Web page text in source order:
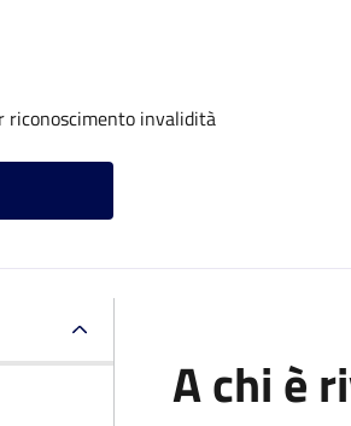
riconoscimento invalidità
A chi è